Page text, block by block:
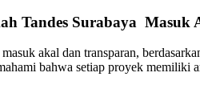
Tandes Surabaya Masuk
akal dan transparan,
bahwa setiap proyek